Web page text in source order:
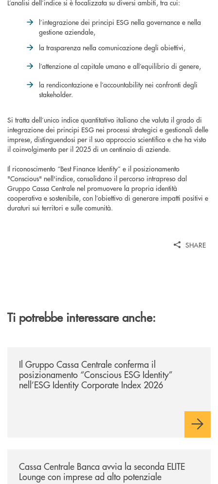
L’analisi dell’indice si è focalizzata su diversi ambiti, tra cui:
l’integrazione dei principi ESG nella governance e nella
gestione aziendale,
la trasparenza nella comunicazione degli obiettivi,
l’attenzione al capitale umano e all’equilibrio di genere,
la rendicontazione e l’accountability nei confronti degli
stakeholder.
Si tratta dell’unico indice quantitativo italiano che valuta il grado di
integrazione dei principi ESG nei processi strategici e gestionali delle
imprese, distinguendosi per il suo approccio scientifico e che ha visto
il coinvolgimento per il 2025 di un centinaio di aziende.
Il riconoscimento “Best Finance Identity” e il posizionamento
"Conscious" nell'indice, consolidano il percorso intrapreso dal
Gruppo Cassa Centrale nel promuovere la propria identità
cooperativa e sostenibile, con l’obiettivo di generare impatti positivi e
duraturi sui territori e sulle comunità.
SHARE
Ti potrebbe interessare anche:
Il Gruppo Cassa Centrale conferma il
posizionamento “Conscious ESG Identity”
nell’ESG Identity Corporate Index 2026
Cassa Centrale Banca avvia la seconda ELITE
Lounge con imprese ad alto potenziale